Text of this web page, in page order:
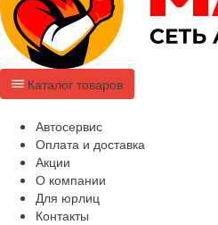
Каталог товаров
Автосервис
Оплата и доставка
Акции
О компании
Для юрлиц
Контакты